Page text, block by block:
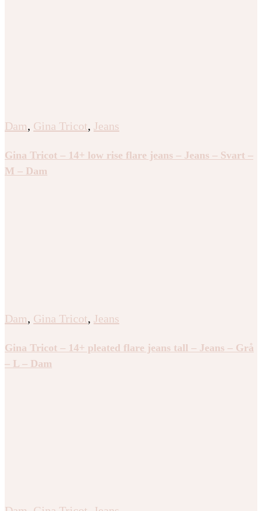
Dam, Gina Tricot, Jeans
Gina Tricot – 14+ low rise flare jeans – Jeans – Svart –
M – Dam
Dam, Gina Tricot, Jeans
Gina Tricot – 14+ pleated flare jeans tall – Jeans – Grå
– L – Dam